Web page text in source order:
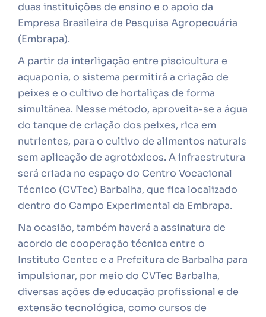
duas instituições de ensino e o apoio da
Empresa Brasileira de Pesquisa Agropecuária
(Embrapa).
A partir da interligação entre piscicultura e
aquaponia, o sistema permitirá a criação de
peixes e o cultivo de hortaliças de forma
simultânea. Nesse método, aproveita-se a água
do tanque de criação dos peixes, rica em
nutrientes, para o cultivo de alimentos naturais
sem aplicação de agrotóxicos. A infraestrutura
será criada no espaço do Centro Vocacional
Técnico (CVTec) Barbalha, que fica localizado
dentro do Campo Experimental da Embrapa.
Na ocasião, também haverá a assinatura de
acordo de cooperação técnica entre o
Instituto Centec e a Prefeitura de Barbalha para
impulsionar, por meio do CVTec Barbalha,
diversas ações de educação profissional e de
extensão tecnológica, como cursos de